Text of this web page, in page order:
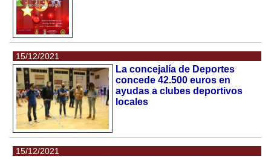
15/12/2021
La concejalía de Deportes
concede 42.500 euros en
ayudas a clubes deportivos
locales
15/12/2021